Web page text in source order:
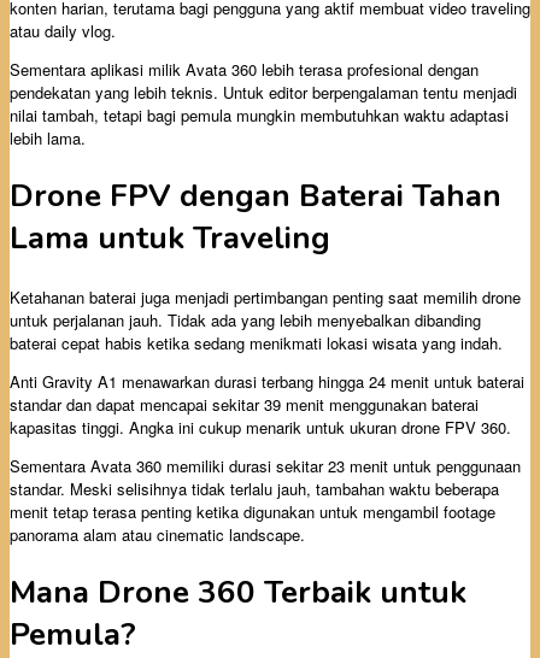
konten harian, terutama bagi pengguna yang aktif membuat video traveling
atau daily vlog.
Sementara aplikasi milik Avata 360 lebih terasa profesional dengan
pendekatan yang lebih teknis. Untuk editor berpengalaman tentu menjadi
nilai tambah, tetapi bagi pemula mungkin membutuhkan waktu adaptasi
lebih lama.
Drone FPV dengan Baterai Tahan
Lama untuk Traveling
Ketahanan baterai juga menjadi pertimbangan penting saat memilih drone
untuk perjalanan jauh. Tidak ada yang lebih menyebalkan dibanding
baterai cepat habis ketika sedang menikmati lokasi wisata yang indah.
Anti Gravity A1 menawarkan durasi terbang hingga 24 menit untuk baterai
standar dan dapat mencapai sekitar 39 menit menggunakan baterai
kapasitas tinggi. Angka ini cukup menarik untuk ukuran drone FPV 360.
Sementara Avata 360 memiliki durasi sekitar 23 menit untuk penggunaan
standar. Meski selisihnya tidak terlalu jauh, tambahan waktu beberapa
menit tetap terasa penting ketika digunakan untuk mengambil footage
panorama alam atau cinematic landscape.
Mana Drone 360 Terbaik untuk
Pemula?